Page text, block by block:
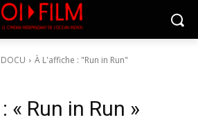
DOCU À L'affiche : "Run in Run"
« Run in Run »